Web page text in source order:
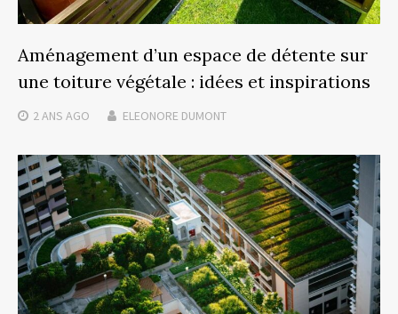
Aménagement d’un espace de détente sur
une toiture végétale : idées et inspirations
2 ANS AGO ELEONORE DUMONT